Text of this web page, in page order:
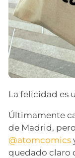
La felicidad es
Últimamente
de Madrid,
@atomcomics
quedado claro